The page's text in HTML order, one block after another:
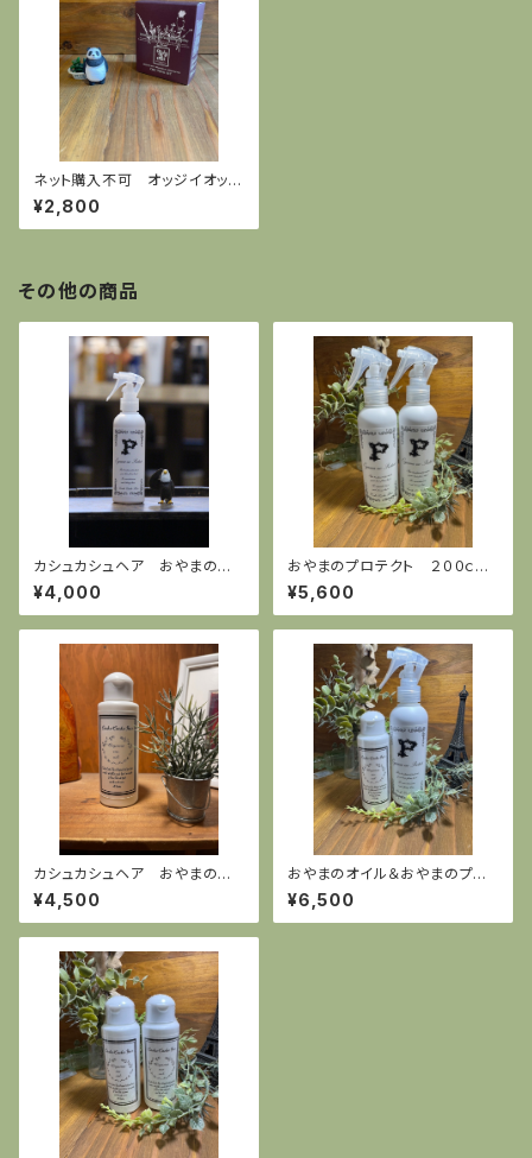
ネット購入不可 オッジイオット
セラムCMCトライアルセット(補
修型CMC)
¥2,800
その他の商品
カシュカシュヘア おやまのプ
ロテクト 200ml
¥4,000
おやまのプロテクト ２００ｃ
ｃ 2本セット
¥5,600
カシュカシュヘア おやまのオ
イル100ml
¥4,500
おやまのオイル＆おやまのプロ
テクトセット
¥6,500